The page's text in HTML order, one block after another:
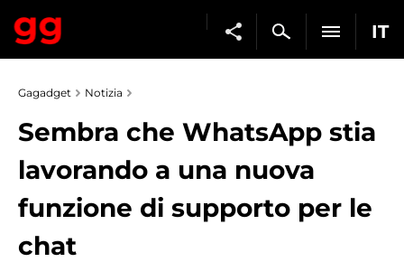
IT
Gagadget Notizia
Sembra che WhatsApp stia
lavorando a una nuova
funzione di supporto per le
chat